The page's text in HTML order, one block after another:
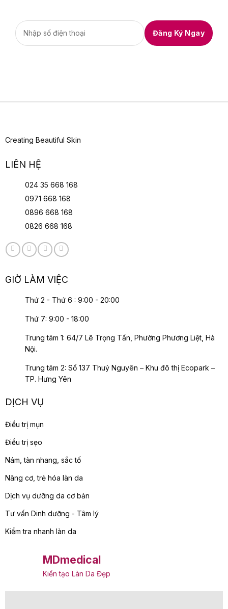
Creating Beautiful Skin
LIÊN HỆ
024 35 668 168
0971 668 168
0896 668 168
0826 668 168
GIỜ LÀM VIỆC
Thứ 2 - Thứ 6 : 9:00 - 20:00
Thứ 7: 9:00 - 18:00
Trung tâm 1: 64/7 Lê Trọng Tấn, Phường Phương Liệt, Hà
Nội.
Trung tâm 2: Số 137 Thuỷ Nguyên – Khu đô thị Ecopark –
TP. Hưng Yên
DỊCH VỤ
Điều trị mụn
Điều trị sẹo
Nám, tàn nhang, sắc tố
Nâng cơ, trẻ hóa làn da
Dịch vụ dưỡng da cơ bản
Tư vấn Dinh dưỡng - Tâm lý
Kiểm tra nhanh làn da
MDmedical
Kiến tạo Làn Da Đẹp